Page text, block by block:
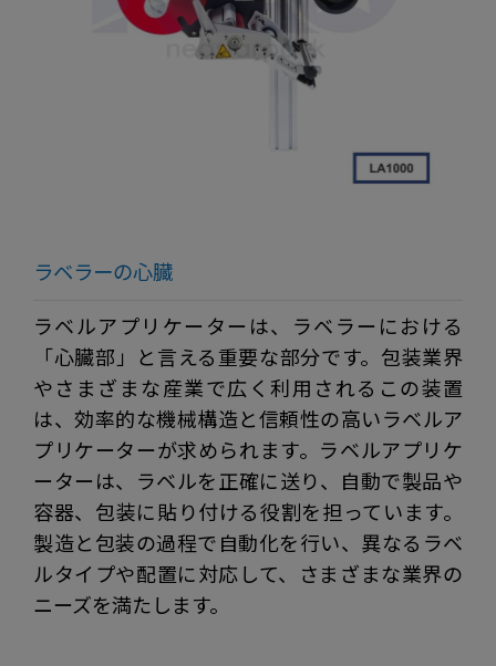
ラベラーの心臓
ラベルアプリケーターは、ラベラーにおける
「心臓部」と言える重要な部分です。包装業界
やさまざまな産業で広く利用されるこの装置
は、効率的な機械構造と信頼性の高いラベルア
プリケーターが求められます。ラベルアプリケ
ーターは、ラベルを正確に送り、自動で製品や
容器、包装に貼り付ける役割を担っています。
製造と包装の過程で自動化を行い、異なるラベ
ルタイプや配置に対応して、さまざまな業界の
ニーズを満たします。